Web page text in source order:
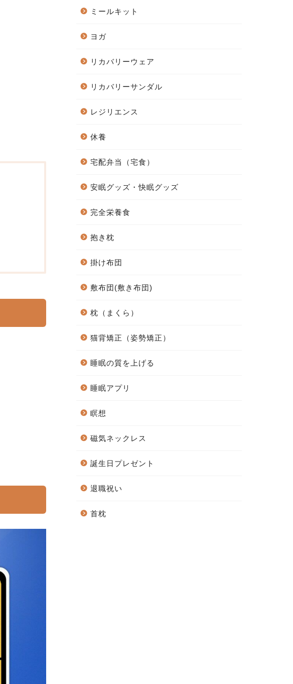
ミールキット
ヨガ
リカバリーウェア
リカバリーサンダル
レジリエンス
休養
宅配弁当（宅食）
安眠グッズ・快眠グッズ
完全栄養食
抱き枕
掛け布団
敷布団(敷き布団)
枕（まくら）
猫背矯正（姿勢矯正）
睡眠の質を上げる
睡眠アプリ
瞑想
磁気ネックレス
誕生日プレゼント
退職祝い
首枕